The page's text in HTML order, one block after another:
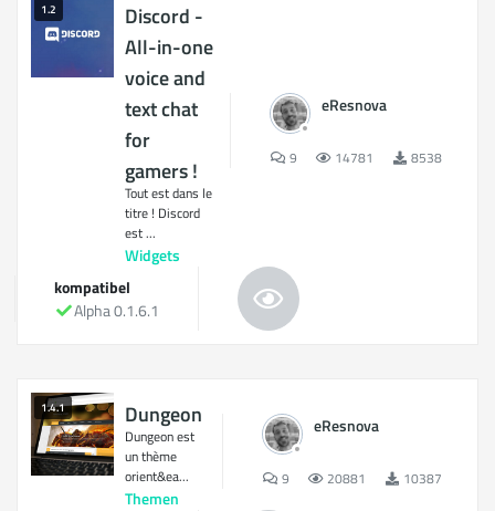
1.2
Discord -
All-in-one
voice and
text chat
for
gamers !
Tout est dans le
titre ! Discord
est ...
Widgets
eResnova
9 14781 8538
kompatibel
Alpha 0.1.6.1
1.4.1 Dungeon
Dungeon est
un thème
orient&ea...
Themen
eResnova
9 20881 10387